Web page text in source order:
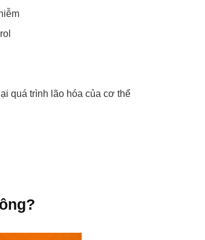
quá trình lão hóa của cơ thể